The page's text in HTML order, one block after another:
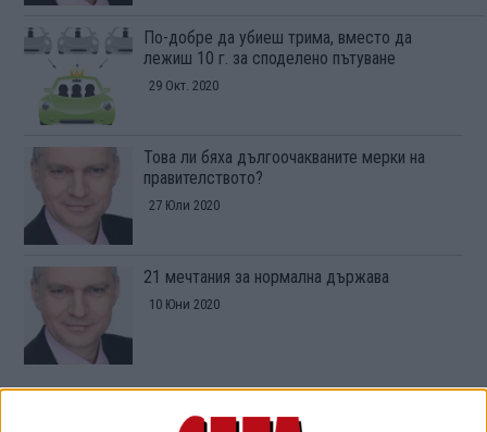
По-добре да убиеш трима, вместо да
лежиш 10 г. за споделено пътуване
29 Окт. 2020
Това ли бяха дългоочакваните мерки на
правителството?
27 Юли 2020
21 мечтания за нормална държава
10 Юни 2020